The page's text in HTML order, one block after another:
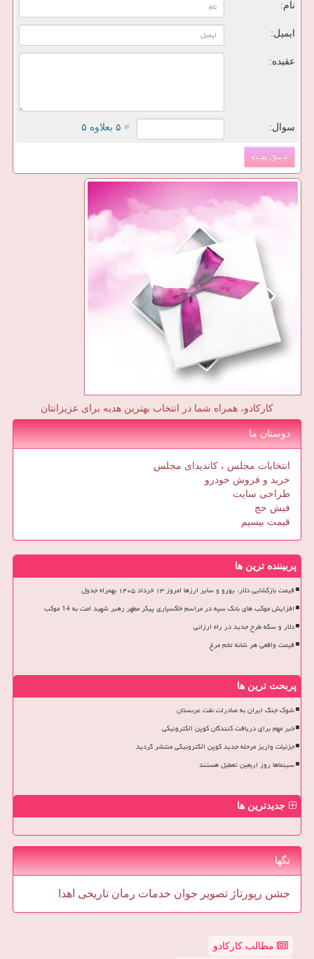
نام:
ایمیل:
عقیده:
سوال: = ۵ بعلاوه ۵
کارکادو، همراه شما در انتخاب بهترین هدیه برای عزیزانتان
دوستان ما
انتخابات مجلس ، کاندیدای مجلس
خرید و فروش خودرو
طراحی سایت
فیش حج
قیمت بیسیم
پربیننده ترین ها
قیمت بازگشایی دلار، یورو و سایر ارزها امروز ۱۳ خرداد ۱۴۰۵ بهمراه جدول
افزایش موکب های بانک سپه در مراسم خاکسپاری پیکر مطهر رهبر شهید امت به 14 موکب
دلار و سکه طرح جدید در راه ارزانی
قیمت واقعی هر شانه تخم مرغ
پربحث ترین ها
شوک جنگ ایران به صادرات نفت عربستان
خبر مهم برای دریافت کنندگان کوپن الکترونیکی
جزئیات واریز مرحله جدید کوپن الکترونیکی منتشر گردید
سینماها روز اربعین تعطیل هستند
جدیدترین ها
تگها
جشن رپورتاژ تصویر جوان خدمات رمان تاریخی اهدا
مطالب کارکادو